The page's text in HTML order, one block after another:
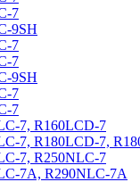
7
9SH
7
7
9SH
7
7
7, R160LCD-7
7, R180LCD-7,
7, R250NLC-7
7A, R290NLC-7A